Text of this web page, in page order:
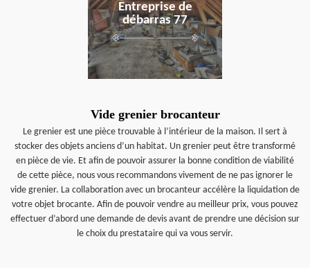
Entreprise de
débarras 77
Vide grenier brocanteur
Le grenier est une pièce trouvable à l’intérieur de la maison. Il sert à
stocker des objets anciens d’un habitat. Un grenier peut être transformé
en pièce de vie. Et afin de pouvoir assurer la bonne condition de viabilité
de cette pièce, nous vous recommandons vivement de ne pas ignorer le
vide grenier. La collaboration avec un brocanteur accélère la liquidation de
votre objet brocante. Afin de pouvoir vendre au meilleur prix, vous pouvez
effectuer d’abord une demande de devis avant de prendre une décision sur
le choix du prestataire qui va vous servir.